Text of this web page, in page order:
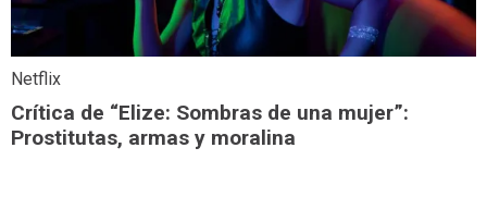
Netflix
Crítica de “Elize: Sombras de una mujer”:
Prostitutas, armas y moralina